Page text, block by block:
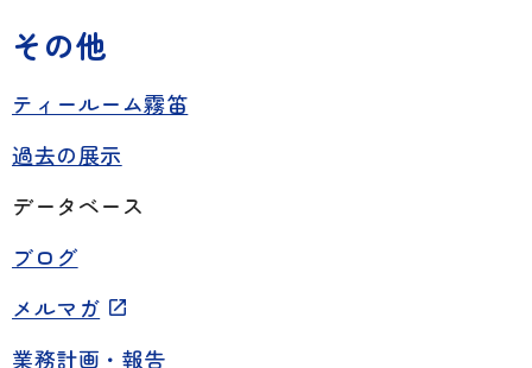
その他
ティールーム霧笛
過去の展示
データベース
ブログ
メルマガ
業務計画・報告